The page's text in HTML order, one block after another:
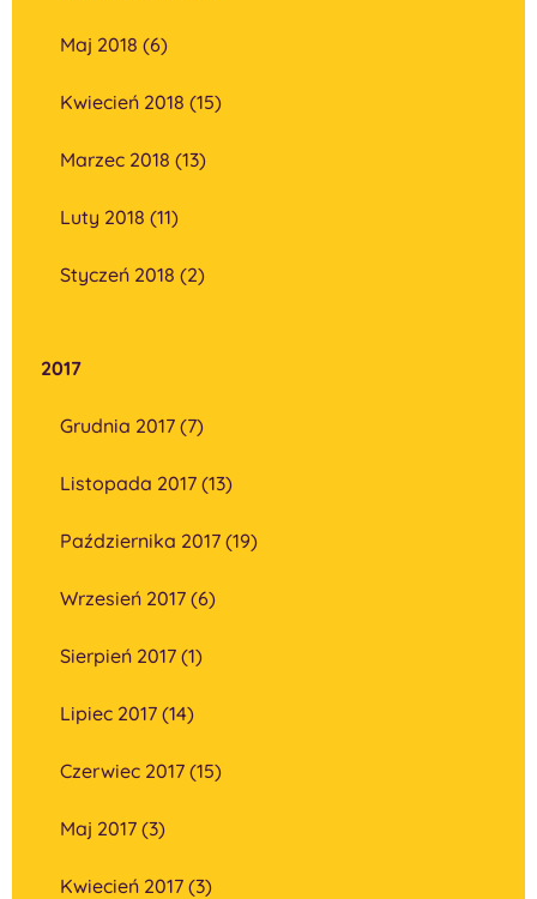
Maj 2018 (6)
Kwiecień 2018 (15)
Marzec 2018 (13)
Luty 2018 (11)
Styczeń 2018 (2)
2017
Grudnia 2017 (7)
Listopada 2017 (13)
Października 2017 (19)
Wrzesień 2017 (6)
Sierpień 2017 (1)
Lipiec 2017 (14)
Czerwiec 2017 (15)
Maj 2017 (3)
Kwiecień 2017 (3)